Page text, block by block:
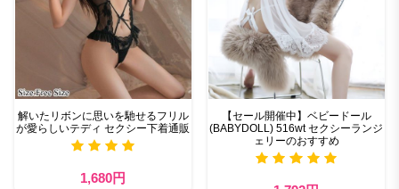
解いたリボンに思いを馳せるフリル
が愛らしいテディ セクシー下着通販
1,680円
【セール開催中】ベビードール
(BABYDOLL) 516wt セクシーランジ
ェリーのおすすめ